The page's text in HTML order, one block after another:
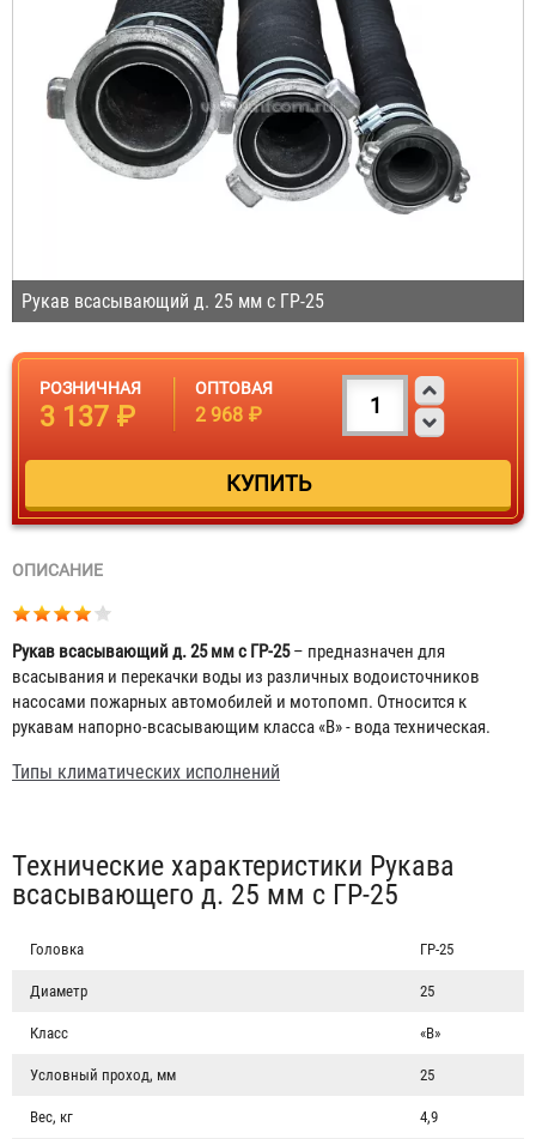
Рукав всасывающий д. 25 мм с ГР-25
РОЗНИЧНАЯ
3 137 ₽
ОПТОВАЯ
2 968 ₽
ОПИСАНИЕ
Рукав всасывающий д. 25 мм с ГР-25– предназначен для
всасывания и перекачки воды из различных водоисточников
насосами пожарных автомобилей и мотопомп. Относится к
рукавам напорно-всасывающим класса «В» - вода техническая.
Типы климатических исполнений
Табы
Технические характеристики Рукава
всасывающего д. 25 мм с ГР-25
Головка ГР-25
Диаметр 25
Класс «В»
Условный проход, мм 25
Вес, кг 4,9